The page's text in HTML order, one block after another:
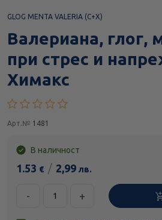
GLOG MENTA VALERIA (C+X)
Валериана, глог,
при стрес и
Химакс
Арт.№ 1481
В наличност
1.53 € / 2,99 лв.
- +